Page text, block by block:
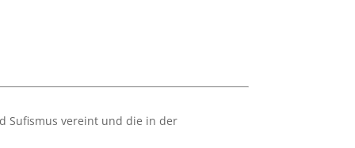
Sufismus vereint und die in der